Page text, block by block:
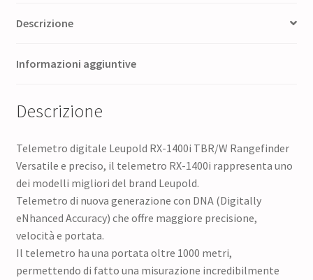
Descrizione
Informazioni aggiuntive
Descrizione
Telemetro digitale Leupold RX-1400i TBR/W Rangefinder
Versatile e preciso, il telemetro RX-1400i rappresenta uno
dei modelli migliori del brand Leupold.
Telemetro di nuova generazione con DNA (Digitally
eNhanced Accuracy) che offre maggiore precisione,
velocità e portata.
Il telemetro ha una portata oltre 1000 metri,
permettendo di fatto una misurazione incredibilmente